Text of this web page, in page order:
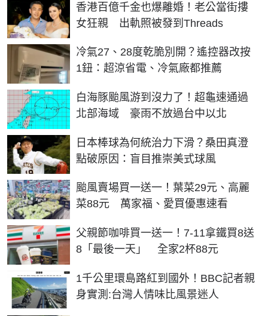
香港百億千金也爆離婚！老公當街摟
女狂親 出軌照被發到Threads
冷氣27、28度乾脆別開？遙控器改按
1鈕：超涼省電、冷氣廠都推薦
白海豚颱風游到沒力了！超龜速通過
北部海域 豪雨不放過台中以北
日本棒球為何統治力下滑？桑田真澄
點破原因：盲目推崇美式球風
颱風賣場買一送一！葉菜29元、高麗
菜88元 萬家福、愛買優惠速看
父親節咖啡買一送一！7-11拿鐵買8送
8「最後一天」 全家2杯88元
1千公里環島路紅到國外！BBC記者親
身實測:台灣人情味比風景迷人